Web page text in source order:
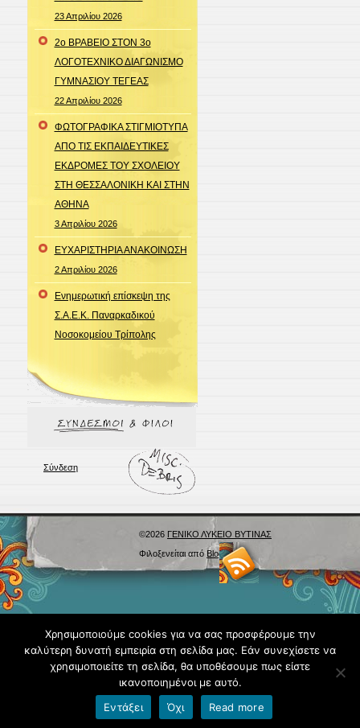
23 Απριλίου 2026
2o ΒΡΑΒΕΙΟ ΣΤΟΝ 3ο
ΛΟΓΟΤΕΧΝΙΚΟ ΔΙΑΓΩΝΙΣΜΟ
ΓΥΜΝΑΣΙΟΥ ΤΕΓΕΑΣ
22 Απριλίου 2026
ΦΩΤΟΓΡΑΦΙΚΑ ΣΤΙΓΜΙΟΤΥΠΑ
ΑΠΟ ΤΙΣ ΕΚΠΑΙΔΕΥΤΙΚΕΣ
ΕΚΔΡΟΜΕΣ ΤΟΥ ΣΧΟΛΕΙΟΥ
ΣΤΗ ΘΕΣΣΑΛΟΝΙΚΗ ΚΑΙ ΣΤΗΝ
ΑΘΗΝΑ
3 Απριλίου 2026
ΕΥΧΑΡΙΣΤΗΡΙΑ ΑΝΑΚΟΙΝΩΣΗ
2 Απριλίου 2026
Ενημερωτική επίσκεψη της
Σ.Α.Ε.Κ. Παναρκαδικού
Νοσοκομείου Τρίπολης
Σύνδεση
©2026 ΓΕΝΙΚΟ ΛΥΚΕΙΟ ΒΥΤΙΝΑΣ
Φιλοξενείται απόBlogs.sch.gr
Όροι χρήσης blogs.sch.gr|Δήλωση προσβασιμότητας
Χρησιμοποιούμε cookies για να σας προσφέρουμε την
καλύτερη δυνατή εμπειρία στη σελίδα μας. Εάν συνεχίσετε να
χρησιμοποιείτε τη σελίδα, θα υποθέσουμε πως είστε
ικανοποιημένοι με αυτό.
Εντάξει
Όχι Read more